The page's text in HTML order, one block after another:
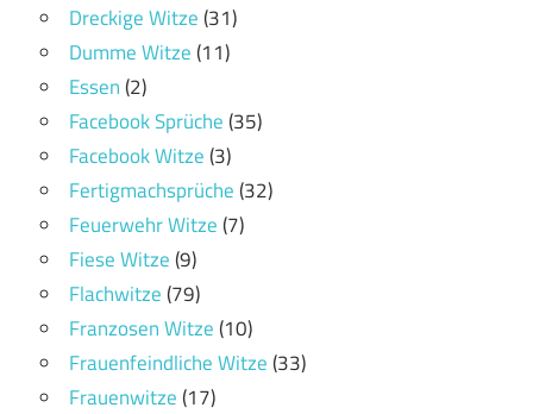
Dreckige Witze(31)
Dumme Witze(11)
Essen(2)
Facebook Sprüche(35)
Facebook Witze(3)
Fertigmachsprüche(32)
Feuerwehr Witze(7)
Fiese Witze(9)
Flachwitze(79)
Franzosen Witze(10)
Frauenfeindliche Witze(33)
Frauenwitze(17)